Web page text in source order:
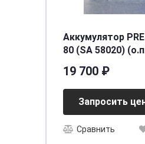
Аккумулятор
80 (SA 58020) (о.п.)
19 700 ₽
Запросить
Сравнить